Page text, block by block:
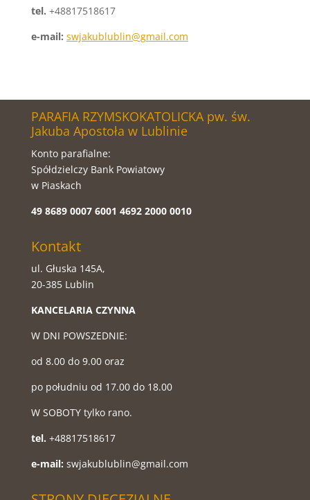
tel. +48817518617
e-mail: swjakublublin@gmail.com
PARAFIA RZYMSKOKATOLICKA pw. św.
Jakuba Apostoła w Lublinie
Konto parafialne:
Spółdzielczy Bank Powiatowy
w Piaskach
49 8689 0007 6001 4692 2000 0010
Kontakt
ul. Głuska 145A,
20-385 Lublin
KANCELARIA CZYNNA
W DNI POWSZEDNIE:
od 8.00 do 9.00 oraz
po południu od 17.00 do 18.00
W SOBOTY tylko rano.
tel. +48817518617
e-mail: swjakublublin@gmail.com